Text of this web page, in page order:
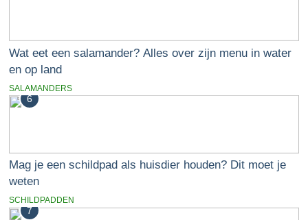
Wat eet een salamander? Alles over zijn menu in water
en op land
SALAMANDERS
6
Mag je een schildpad als huisdier houden? Dit moet je
weten
SCHILDPADDEN
7